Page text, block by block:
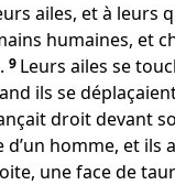
ailes, et à leurs
humaines, et
9 Leurs ailes se
ils se
droit devant
d’un homme, et ils
une face de